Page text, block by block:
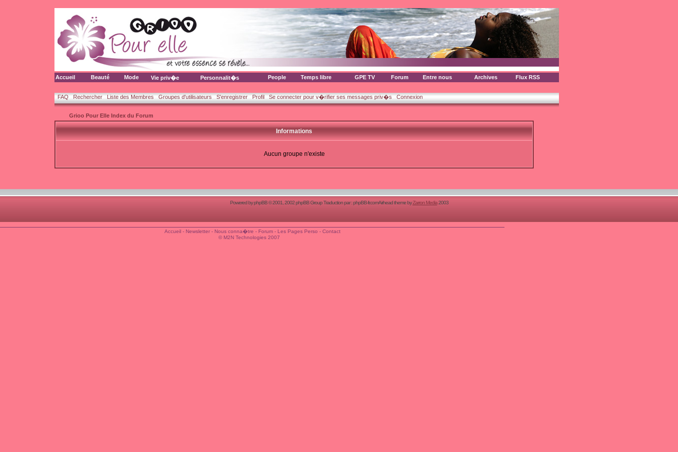
Accueil Beauté Mode Vie priv�e Personnalit�s People Temps libre GPE TV Forum Entre nous Archives Flux RSS
FAQ Rechercher Liste des Membres Groupes d'utilisateurs S'enregistrer Profil Se connecter pour v�rifier ses messages priv�s Connexion
Grioo Pour Elle Index du Forum
Informations
Aucun groupe n'existe
Powered byphpBB© 2001, 2002 phpBB Group Traduction par :phpBB-fr.comAirhead theme byZarron Media2003
Accueil- Newsletter- Nous conna�tre - Forum- Les Pages Perso - Contact
© M2N Technologies 2007